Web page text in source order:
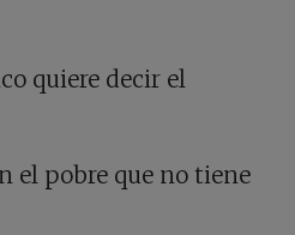
quiere decir el
el pobre que no tiene